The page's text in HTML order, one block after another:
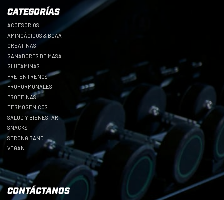
CATEGORÍAS
ACCESORIOS
AMINOÁCIDOS & BCAA
CREATINAS
GANADORES DE MASA
GLUTAMINAS
PRE-ENTRENOS
PROHORMONALES
PROTEÍNAS
TERMOGENICOS
SALUD Y BIENESTAR
SNACKS
STRONG BAND
VEGAN
CONTÁCTANOS